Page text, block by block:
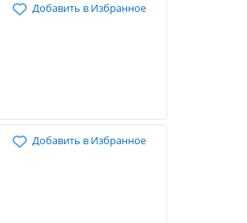
Добавить в Избранное
Добавить в Избранное